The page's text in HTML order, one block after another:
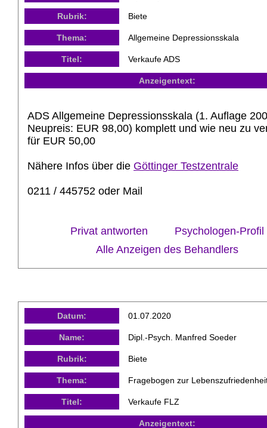
Rubrik: Biete
Thema: Allgemeine Depressionsskala
Titel: Verkaufe ADS
Anzeigentext:
ADS Allgemeine Depressionsskala (1. Auflage
Neupreis: EUR 98,00) komplett und wie neu zu
für EUR 50,00
Nähere Infos über die Göttinger Testzentrale
0211 / 445752 oder Mail
Privat antworten
Psychologen-Profil
Alle Anzeigen des Behandlers
Datum: 01.07.2020
Name: Dipl.-Psych. Manfred Soeder
Rubrik: Biete
Thema: Fragebogen zur
Titel: Verkaufe FLZ
Anzeigentext: